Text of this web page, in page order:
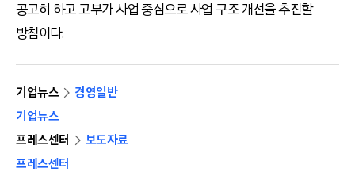
공고히 하고 고부가 사업 중심으로 사업 구조 개선을 추진할
방침이다.
기업뉴스
경영일반
기업뉴스
프레스센터
보도자료
프레스센터